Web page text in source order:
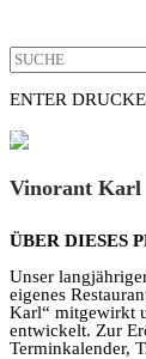
ENTER
X
Vinorant Karl
ÜBER DIESES
Unser
eigenes
Karl“ mitgewirkt
entwickelt. Zur
Terminkalender,